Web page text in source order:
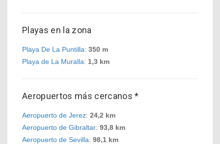
Playas en la zona
Playa De La Puntilla: 350 m
Playa de La Muralla: 1,3 km
Aeropuertos más cercanos *
Aeropuerto de Jerez: 24,2 km
Aeropuerto de Gibraltar: 93,8 km
Aeropuerto de Sevilla: 98,1 km